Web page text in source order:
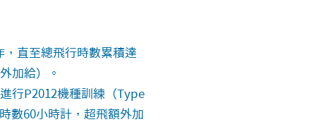
直至總飛行時數累積達
加給）。
行P2012機種訓練（Type
數60小時計，超飛額外加